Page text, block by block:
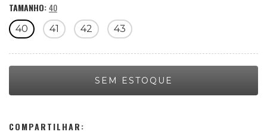
TAMANHO:40
40 41 42 43
COMPARTILHAR: